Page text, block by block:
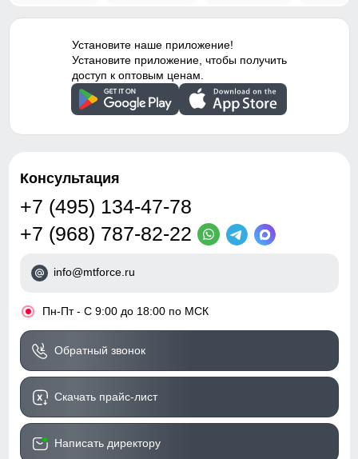
Установите наше приложение!
Установите приложение, чтобы получить
доступ к оптовым ценам.
Консультация
+7 (495) 134-47-78
+7 (968) 787-82-22
info@mtforce.ru
• Пн-Пт - С 9:00 до 18:00 по МСК
Обратный звонок
Скачать прайс-лист
Написать директору